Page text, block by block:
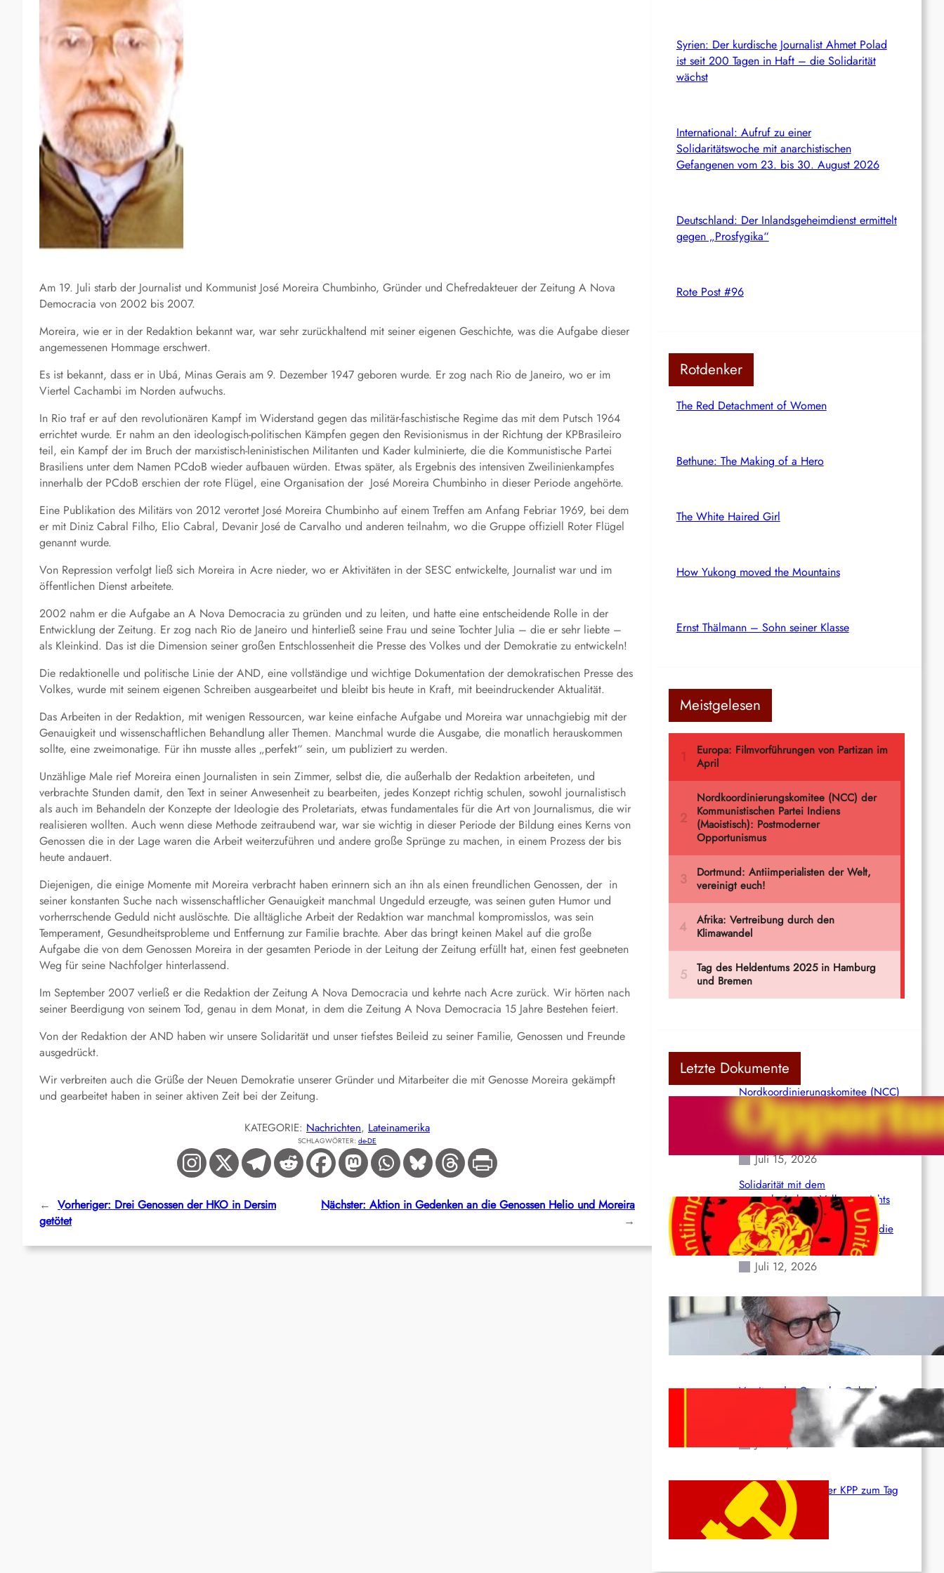
Am 19. Juli starb der Journalist und Kommunist José Moreira Chumbinho, Gründer und Chefredakteuer der Zeitung A Nova
Democracia von 2002 bis 2007.
Moreira, wie er in der Redaktion bekannt war, war sehr zurückhaltend mit seiner eigenen Geschichte, was die Aufgabe dieser
angemessenen Hommage erschwert.
Es ist bekannt, dass er in Ubá, Minas Gerais am 9. Dezember 1947 geboren wurde. Er zog nach Rio de Janeiro, wo er im
Viertel Cachambi im Norden aufwuchs.
In Rio traf er auf den revolutionären Kampf im Widerstand gegen das militär-faschistische Regime das mit dem Putsch 1964
errichtet wurde. Er nahm an den ideologisch-politischen Kämpfen gegen den Revisionismus in der Richtung der KPBrasileiro
teil, ein Kampf der im Bruch der marxistisch-leninistischen Militanten und Kader kulminierte, die die Kommunistische Partei
Brasiliens unter dem Namen PCdoB wieder aufbauen würden. Etwas später, als Ergebnis des intensiven Zweilinienkampfes
innerhalb der PCdoB erschien der rote Flügel, eine Organisation der José Moreira Chumbinho in dieser Periode angehörte.
Eine Publikation des Militärs von 2012 verortet José Moreira Chumbinho auf einem Treffen am Anfang Febriar 1969, bei dem
er mit Diniz Cabral Filho, Elio Cabral, Devanir José de Carvalho und anderen teilnahm, wo die Gruppe offiziell Roter Flügel
genannt wurde.
Von Repression verfolgt ließ sich Moreira in Acre nieder, wo er Aktivitäten in der SESC entwickelte, Journalist war und im
öffentlichen Dienst arbeitete.
2002 nahm er die Aufgabe an A Nova Democracia zu gründen und zu leiten, und hatte eine entscheidende Rolle in der
Entwicklung der Zeitung. Er zog nach Rio de Janeiro und hinterließ seine Frau und seine Tochter Julia – die er sehr liebte –
als Kleinkind. Das ist die Dimension seiner großen Entschlossenheit die Presse des Volkes und der Demokratie zu entwickeln!
Die redaktionelle und politische Linie der AND, eine vollständige und wichtige Dokumentation der demokratischen Presse des
Volkes, wurde mit seinem eigenen Schreiben ausgearbeitet und bleibt bis heute in Kraft, mit beeindruckender Aktualität.
Das Arbeiten in der Redaktion, mit wenigen Ressourcen, war keine einfache Aufgabe und Moreira war unnachgiebig mit der
Genauigkeit und wissenschaftlichen Behandlung aller Themen. Manchmal wurde die Ausgabe, die monatlich herauskommen
sollte, eine zweimonatige. Für ihn musste alles „perfekt“ sein, um publiziert zu werden.
Unzählige Male rief Moreira einen Journalisten in sein Zimmer, selbst die, die außerhalb der Redaktion arbeiteten, und
verbrachte Stunden damit, den Text in seiner Anwesenheit zu bearbeiten, jedes Konzept richtig schulen, sowohl journalistisch
als auch im Behandeln der Konzepte der Ideologie des Proletariats, etwas fundamentales für die Art von Journalismus, die wir
realisieren wollten. Auch wenn diese Methode zeitraubend war, war sie wichtig in dieser Periode der Bildung eines Kerns von
Genossen die in der Lage waren die Arbeit weiterzuführen und andere große Sprünge zu machen, in einem Prozess der bis
heute andauert.
Diejenigen, die einige Momente mit Moreira verbracht haben erinnern sich an ihn als einen freundlichen Genossen, der in
seiner konstanten Suche nach wissenschaftlicher Genauigkeit manchmal Ungeduld erzeugte, was seinen guten Humor und
vorherrschende Geduld nicht auslöschte. Die alltägliche Arbeit der Redaktion war manchmal kompromisslos, was sein
Temperament, Gesundheitsprobleme und Entfernung zur Familie brachte. Aber das bringt keinen Makel auf die große
Aufgabe die von dem Genossen Moreira in der gesamten Periode in der Leitung der Zeitung erfüllt hat, einen fest geebneten
Weg für seine Nachfolger hinterlassend.
Im September 2007 verließ er die Redaktion der Zeitung A Nova Democracia und kehrte nach Acre zurück. Wir hörten nach
seiner Beerdigung von seinem Tod, genau in dem Monat, in dem die Zeitung A Nova Democracia 15 Jahre Bestehen feiert.
Von der Redaktion der AND haben wir unsere Solidarität und unser tiefstes Beileid zu seiner Familie, Genossen und Freunde
ausgedrückt.
Wir verbreiten auch die Grüße der Neuen Demokratie unserer Gründer und Mitarbeiter die mit Genosse Moreira gekämpft
und gearbeitet haben in seiner aktiven Zeit bei der Zeitung.
KATEGORIE: Nachrichten, Lateinamerika
SCHLAGWÖRTER: de-DE
← Vorheriger: Drei Genossen der HKO in Dersim
getötet
Nächster: Aktion in Gedenken an die Genossen Helio und Moreira
→
Syrien: Der kurdische Journalist Ahmet Polad
ist seit 200 Tagen in Haft – die Solidarität
wächst
International: Aufruf zu einer
Solidaritätswoche mit anarchistischen
Gefangenen vom 23. bis 30. August 2026
Deutschland: Der Inlandsgeheimdienst ermittelt
gegen „Prosfygika“
Rote Post #96
Rotdenker
The Red Detachment of Women
Bethune: The Making of a Hero
The White Haired Girl
How Yukong moved the Mountains
Ernst Thälmann – Sohn seiner Klasse
Meistgelesen
Letzte Dokumente
Nordkoordinierungskomitee (NCC)
der Kommunistischen Partei Indiens
(Maoistisch): Postmoderner
Opportunismus
Juli 15, 2026
Solidarität mit dem
venezolanischem Volk angesichts
der verlorenen Leben und der
katastrophalen Situation durch die
Erdbeben des 24. Juni!
Juli 12, 2026
Indien: „Die Politik der
Kapitulation“ von K. Murali (Ajith)
Juli 1, 2026
Vorsitzender Gonzalo: Gebt das
Leben für die Partei und die
Juni 19, 2026
Beschluss des ZK der KPP zum Tag
des Heldentums
Juni 19, 2026